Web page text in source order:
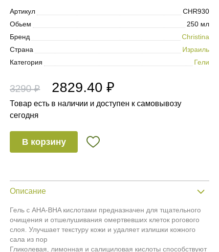
Артикул
CHR930
Обьем
250 мл
Бренд
Christina
Страна
Израиль
Категория
Гели
3290 ₽ 2829.40 ₽
Товар есть в наличии и доступен к самовывозу
сегодня
В корзину
Описание
Гель с AHA-BHA кислотами предназначен для тщательного
очищения и отшелушивания омертвевших клеток рогового
слоя. Улучшает текстуру кожи и удаляет излишки кожного
сала из пор
Гликолевая, лимонная и салициловая кислоты способствуют